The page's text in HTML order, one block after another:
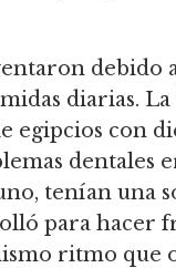
debido
diarias.
egipcios con
dentales
tenían una
para hacer
ritmo que